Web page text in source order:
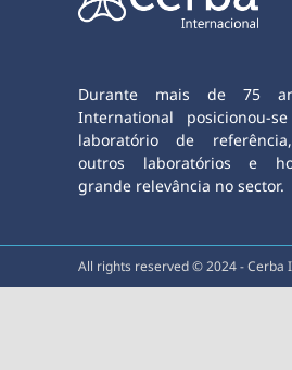
Durante mais de 75
International posicionou-
laboratório de
outros laboratórios e
grande relevância no sector.
All rights reserved © 2024 - Cerba